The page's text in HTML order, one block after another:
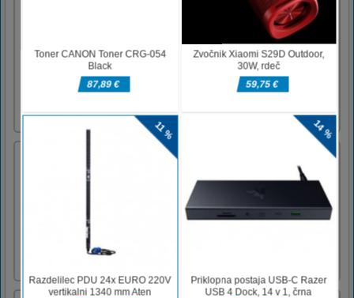
Phone Case DIY Run je priložnostna
zbirateljska igra. Zberite modelčke, izberite
najljubšo barvo za poslikavo, nato prilepite
sliko in izberite obesek. Nazadnje, več
ovitkov za telefon zberete, ko pridete do
kliknite in povlecite za pr [...]
Salon za prenovo Car City
Car City Renovation Salon je 2D risana
simulacijska igra prenove avtomobila. Na
voljo so vam 3 avtomobili, ki jih morate
preveriti in popraviti. Pri vsakem avtomobilu